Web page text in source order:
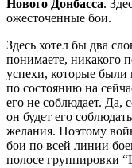
Нового Донбасса.
ожесточенные бои.
Здесь хотел бы два
понимаете, никакого
успехи, которые были
по состоянию на
его не соблюдает. Да,
он будет его
желания. Поэтому
бои по всей линии
полосе группировки